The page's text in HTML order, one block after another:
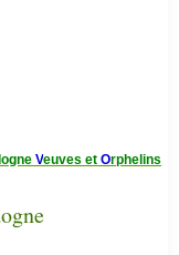
Veuves et Orphelins